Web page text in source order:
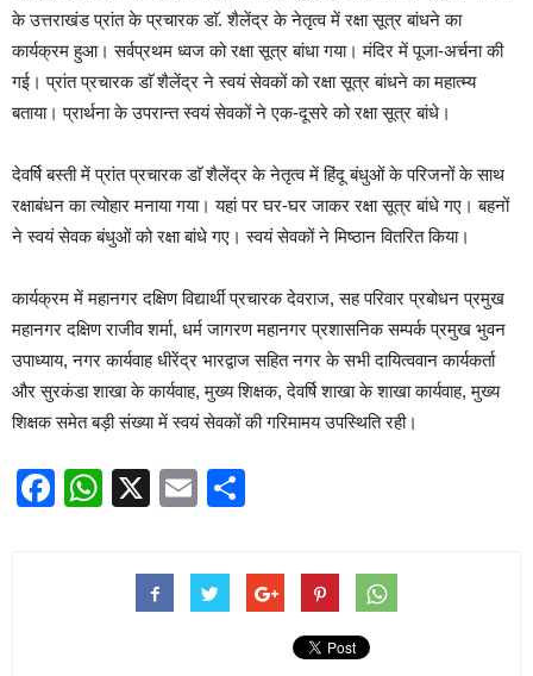
के उत्तराखंड प्रांत के प्रचारक डाॅ. शैलेंद्र के नेतृत्व में रक्षा सूत्र बांधने का
कार्यक्रम हुआ। सर्वप्रथम ध्वज को रक्षा सूत्र बांधा गया। मंदिर में पूजा-अर्चना की
गई। प्रांत प्रचारक डाॅ शैलेंद्र ने स्वयं सेवकों को रक्षा सूत्र बांधने का महात्म्य
बताया। प्रार्थना के उपरान्त स्वयं सेवकों ने एक-दूसरे को रक्षा सूत्र बांधे।
देवर्षि बस्ती में प्रांत प्रचारक डाॅ शैलेंद्र के नेतृत्व में हिंदू बंधुओं के परिजनों के साथ
रक्षाबंधन का त्योहार मनाया गया। यहां पर घर-घर जाकर रक्षा सूत्र बांधे गए। बहनों
ने स्वयं सेवक बंधुओं को रक्षा बांधे गए। स्वयं सेवकों ने मिष्ठान वितरित किया।
कार्यक्रम में महानगर दक्षिण विद्यार्थी प्रचारक देवराज, सह परिवार प्रबोधन प्रमुख
महानगर दक्षिण राजीव शर्मा, धर्म जागरण महानगर प्रशासनिक सम्पर्क प्रमुख भुवन
उपाध्याय, नगर कार्यवाह धीरेंद्र भारद्वाज सहित नगर के सभी दायित्ववान कार्यकर्ता
और सुरकंडा शाखा के कार्यवाह, मुख्य शिक्षक, देवर्षि शाखा के शाखा कार्यवाह, मुख्य
शिक्षक समेत बड़ी संख्या में स्वयं सेवकों की गरिमामय उपस्थिति रही।
Facebook
WhatsApp
X Email